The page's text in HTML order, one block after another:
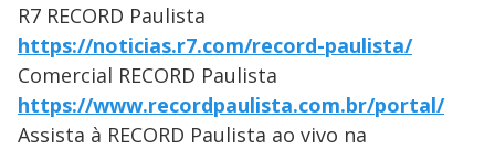
R7 RECORD Paulista
https://noticias.r7.com/record-paulista/
Comercial RECORD Paulista
https://www.recordpaulista.com.br/portal/
Assista à RECORD Paulista ao vivo na